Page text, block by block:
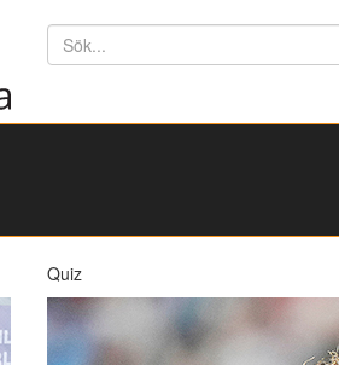
Söktext
Quiz